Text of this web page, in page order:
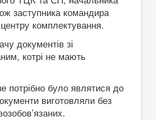
заступника командира
комплектування.
документів зі
котрі не мають
потрібно було являтися до
виготовляли без